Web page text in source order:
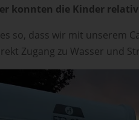
konnten die Kinder
so, dass wir mit unserem
Zugang zu Wasser und